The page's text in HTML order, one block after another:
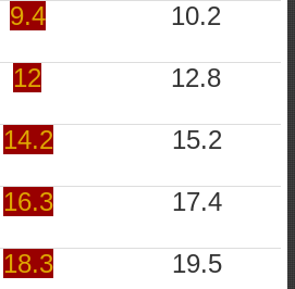
9.4 10.2
12 12.8
14.2 15.2
16.3 17.4
18.3 19.5